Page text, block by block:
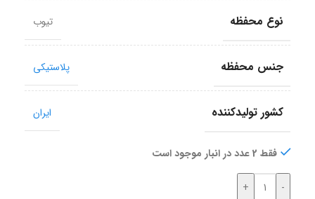
نوع محفظه تیوب
جنس محفظه پلاستیکی
کشور تولید‎کننده ایران
فقط 2 عدد در انبار موجود است
-
+